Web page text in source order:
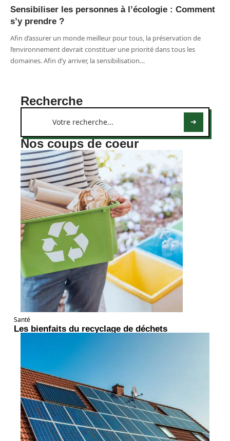
Sensibiliser les personnes à l’écologie : Comment
s’y prendre ?
Afin d’assurer un monde meilleur pour tous, la préservation de
l’environnement devrait constituer une priorité dans tous les
domaines. Afin d’y arriver, la sensibilisation…
Recherche
Nos coups de coeur
Santé
Les bienfaits du recyclage de déchets